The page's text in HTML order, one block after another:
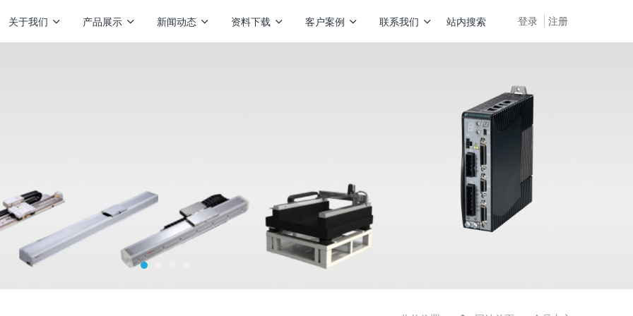
登录 注册
关于我们 产品展示 新闻动态 资料下载 客户案例 联系我们 站内搜索